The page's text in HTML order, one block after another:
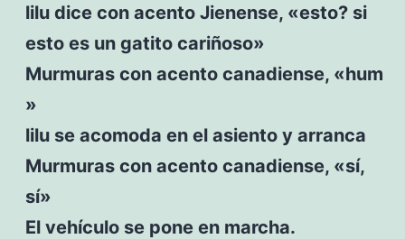
lilu dice con acento Jienense, «esto? si
esto es un gatito cariñoso»
Murmuras con acento canadiense, «hum
»
lilu se acomoda en el asiento y arranca
Murmuras con acento canadiense, «sí,
sí»
El vehículo se pone en marcha.